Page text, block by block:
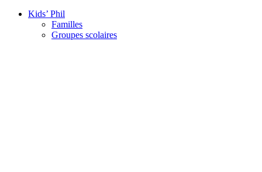
Kids’ Phil
Familles
Groupes scolaires